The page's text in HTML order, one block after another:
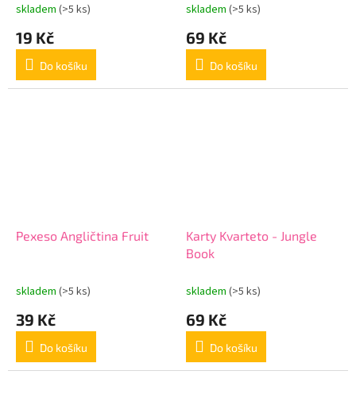
skladem (>5 ks)
19 Kč
Do košíku
skladem (>5 ks)
69 Kč
Do košíku
Pexeso Angličtina Fruit
skladem (>5 ks)
39 Kč
Do košíku
Karty Kvarteto - Jungle
Book
skladem (>5 ks)
69 Kč
Do košíku